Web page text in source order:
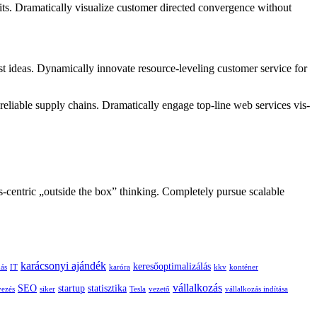
Dramatically visualize customer directed convergence without
ideas. Dynamically innovate resource-leveling customer service for
supply chains. Dramatically engage top-line web services vis-
„outside the box” thinking. Completely pursue scalable
IT karácsonyi ajándék karóra keresőoptimalizálás kkv konténer
SEO siker startup statisztika Tesla vezető vállalkozás vállalkozás indítása